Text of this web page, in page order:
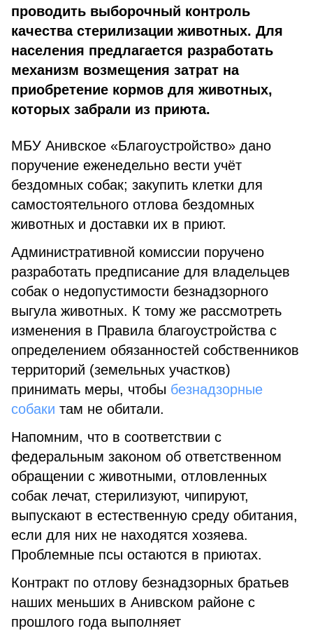
проводить выборочный контроль
качества стерилизации животных. Для
населения предлагается разработать
механизм возмещения затрат на
приобретение кормов для животных,
которых забрали из приюта.
МБУ Анивское «Благоустройство» дано
поручение еженедельно вести учёт
бездомных собак; закупить клетки для
самостоятельного отлова бездомных
животных и доставки их в приют.
Административной комиссии поручено
разработать предписание для владельцев
собак о недопустимости безнадзорного
выгула животных. К тому же рассмотреть
изменения в Правила благоустройства с
определением обязанностей собственников
территорий (земельных участков)
принимать меры, чтобы безнадзорные
собаки там не обитали.
Напомним, что в соответствии с
федеральным законом об ответственном
обращении с животными, отловленных
собак лечат, стерилизуют, чипируют,
выпускают в естественную среду обитания,
если для них не находятся хозяева.
Проблемные псы остаются в приютах.
Контракт по отлову безнадзорных братьев
наших меньших в Анивском районе с
прошлого года выполняет